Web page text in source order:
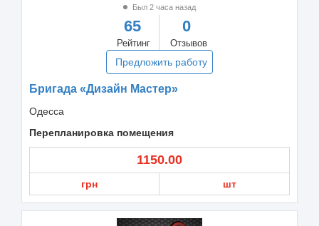
Был 2 часа назад
65
Рейтинг
0
Отзывов
Предложить работу
Бригада «Дизайн Мастер»
Одесса
Перепланировка помещения
1150.00
грн шт